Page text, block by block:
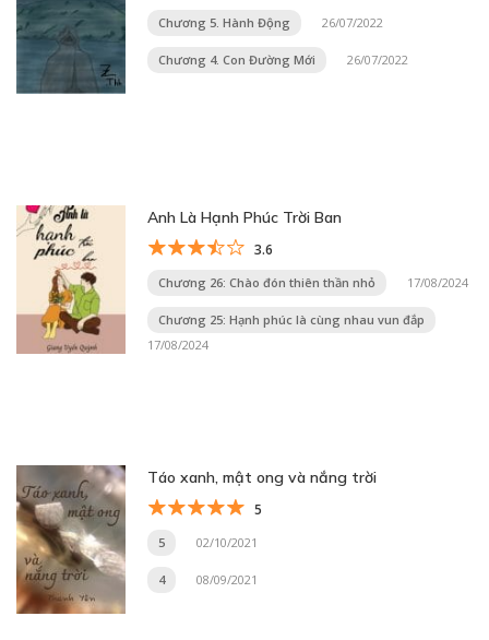
Chương 5. Hành Động 26/07/2022
Chương 4. Con Đường Mới 26/07/2022
Anh Là Hạnh Phúc Trời Ban
3.6
Chương 26: Chào đón thiên thần nhỏ 17/08/2024
Chương 25: Hạnh phúc là cùng nhau vun đắp
17/08/2024
Táo xanh, mật ong và nắng trời
5
5 02/10/2021
4 08/09/2021